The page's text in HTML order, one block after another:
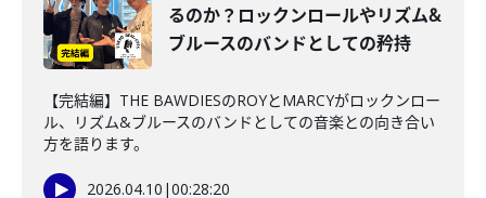
るのか？ロックンロールやリズム&
ブルースのバンドとしての矜持
【完結編】THE BAWDIESのROYとMARCYがロックンロー
ル、リズム&ブルースのバンドとしての音楽との向き合い
方を語ります。
2026.04.10 |00:28:20